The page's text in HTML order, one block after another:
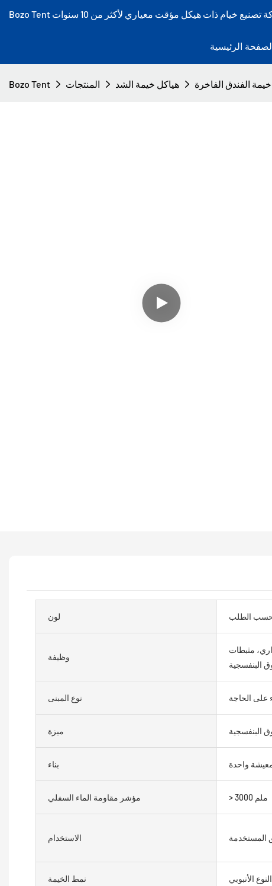
الرئيسية
Bozo Tent المنتجات هياكل خيمة الشد
لون الطلب
وظيفة
مثبطات
البنفسجية
نوع المبنى على الحاجة
ميزة البنفسجية
بناء واحدة
مؤشر مقاومة الماء السفلي > 3000 ملم
الاستخدام المستخدمة
نمط الخيمة الأنبوبي